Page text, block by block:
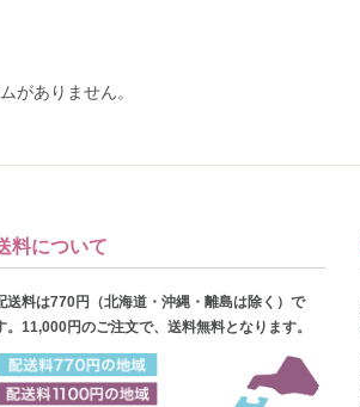
がありません。
料について
送料は770円（北海道・沖縄・離島は除く）で
。11,000円のご注文で、送料無料となります。